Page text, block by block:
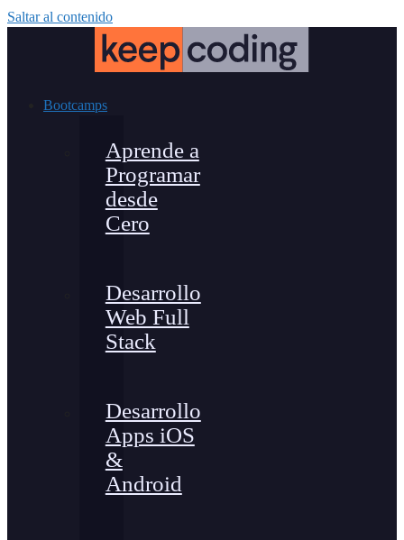
Saltar al contenido
Bootcamps
Aprende a
Programar
desde
Cero
Desarrollo
Web Full
Stack
Desarrollo
Apps iOS
&
Android